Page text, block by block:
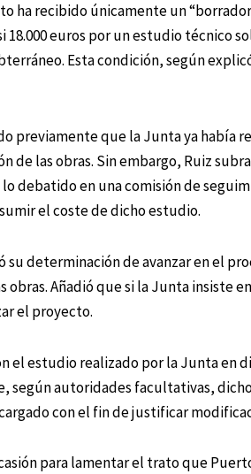
ha recibido únicamente un
euros por un estudio técnico
Esta condición, según
previamente que la Junta ya había
de las obras. Sin embargo, Ruiz
debatido en una comisión de
el coste de dicho estudio.
su determinación de avanzar en el
obras. Añadió que si la Junta insiste
el proyecto.
el estudio realizado por la Junta en
según autoridades facultativas,
con el fin de justificar
para lamentar el trato que